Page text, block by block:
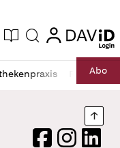
Ausgabe
Suche login
RechtAbo
FacebookInstagram